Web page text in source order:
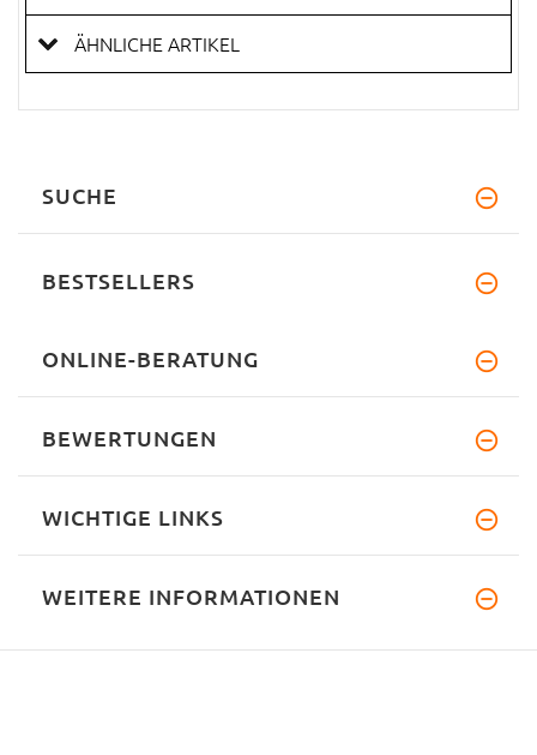
ÄHNLICHE ARTIKEL
SUCHE
BESTSELLERS
ONLINE-BERATUNG
BEWERTUNGEN
WICHTIGE LINKS
WEITERE INFORMATIONEN